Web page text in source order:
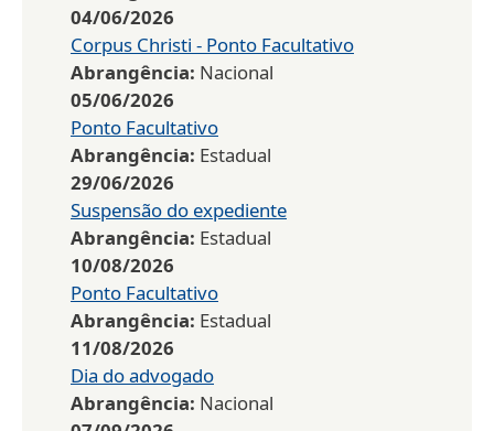
04/06/2026
Corpus Christi - Ponto Facultativo
Abrangência: Nacional
05/06/2026
Ponto Facultativo
Abrangência: Estadual
29/06/2026
Suspensão do expediente
Abrangência: Estadual
10/08/2026
Ponto Facultativo
Abrangência: Estadual
11/08/2026
Dia do advogado
Abrangência: Nacional